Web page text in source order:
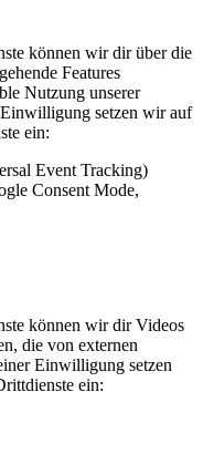
können wir dir über die
Features
Nutzung unserer
setzen wir auf
ein:
Event Tracking)
Consent Mode,
können wir dir Videos
die von externen
Einwilligung setzen
ein: